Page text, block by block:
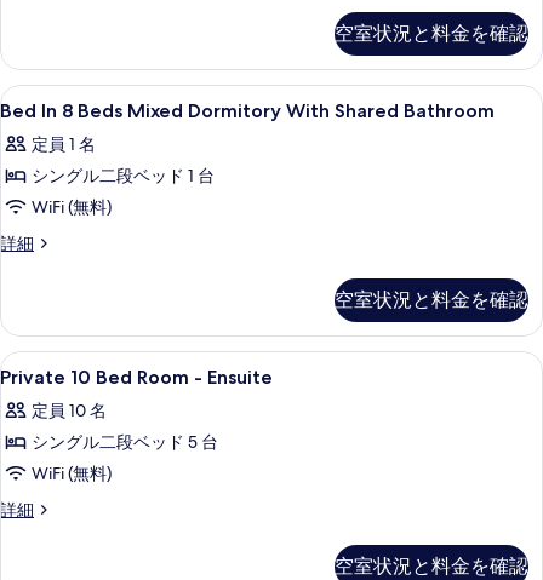
表
示
す
る
表
示
す
る
細
空室状況と料金を確認
Bed
In
8
Beds
Mixed
Dormitory
Bathroom
の
す
べ
て
の
写
遮光カーテン、防音設備、アイロン /
6
Bed In 8 Beds Mixed Dormitory With Shared Bathroom
定員 1 名
シングル二段ベッド 1 台
WiFi (無料)
詳細
Bed
Mixed
Dormitory
With
Bathroom
の
細
空室状況と料金を確認
Private
10
Bed
Room
-
Ensuite
遮光カーテン、防音設備、アイロン /
4
Private 10 Bed Room - Ensuite
定員 10 名
シングル二段ベッド 5 台
WiFi (無料)
詳細
Private
空室状況と料金を確認